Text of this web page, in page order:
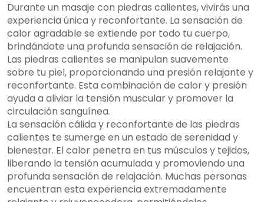
Durante un masaje con piedras calientes, vivirás una
experiencia única y reconfortante. La sensación de
calor agradable se extiende por todo tu cuerpo,
brindándote una profunda sensación de relajación.
Las piedras calientes se manipulan suavemente
sobre tu piel, proporcionando una presión relajante y
reconfortante. Esta combinación de calor y presión
ayuda a aliviar la tensión muscular y promover la
circulación sanguínea.
La sensación cálida y reconfortante de las piedras
calientes te sumerge en un estado de serenidad y
bienestar. El calor penetra en tus músculos y tejidos,
liberando la tensión acumulada y promoviendo una
profunda sensación de relajación. Muchas personas
encuentran esta experiencia extremadamente